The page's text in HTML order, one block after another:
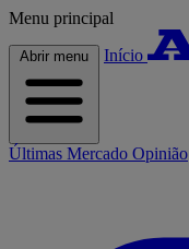
Menu principal
Abrir menu Início
Últimas Mercado Opinião